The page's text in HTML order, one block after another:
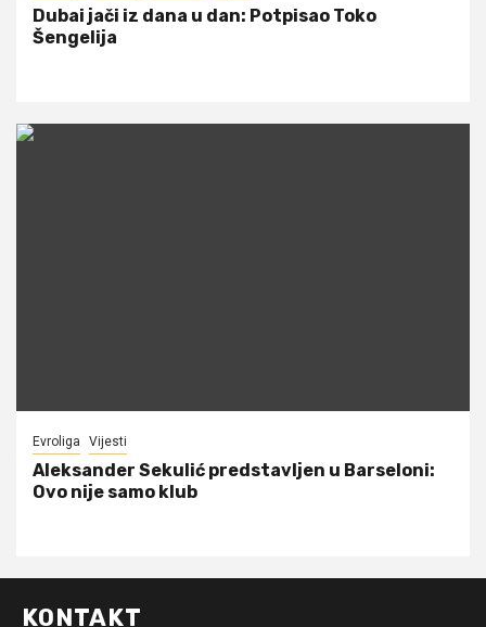
Dubai jači iz dana u dan: Potpisao Toko
Šengelija
Evroliga Vijesti
Aleksander Sekulić predstavljen u Barseloni:
Ovo nije samo klub
KONTAKT